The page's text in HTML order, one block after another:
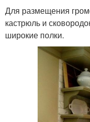
Для размещения
кастрюль и
широкие полки.